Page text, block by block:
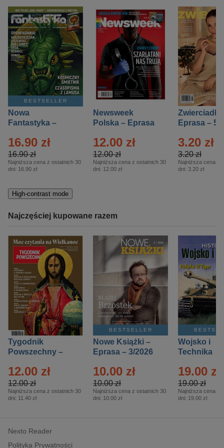
BESTSELLER
Nowa
Fantastyka –
16.90 zł
16.90 zł
Najniższa cena z ostatnich 30
dni: 16.90 zł
Newsweek
Polska – Eprasa
12.00 zł
12.00 zł
Najniższa cena z ostatnich 30
dni: 12.00 zł
Zwierciadło
Eprasa – 5/
3.20 zł
3.20 zł
Najniższa cena z
dni: 3.20 zł
High-contrast mode
Najczęściej kupowane razem
Tygodnik
Powszechny –
12.00 zł
12.00 zł
Najniższa cena z ostatnich 30
dni: 11.40 zł
BESTSELLER
Nowe Książki –
Eprasa – 3/2026
10.00 zł
10.00 zł
Najniższa cena z ostatnich 30
dni: 10.00 zł
Wojsko i
Technika
– 2/2026
19.00 zł
19.00 zł
Najniższa cena z
dni: 19.00 zł
Nexto Reader
Polityka Prywatności